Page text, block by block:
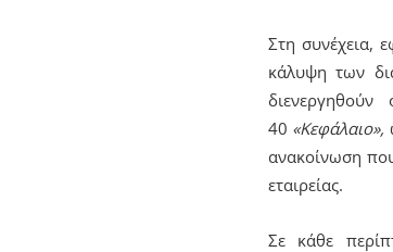
Στη συνέχεια,
κάλυψη των
40 «Κεφάλαιο»,
ανακοίνωση
εταιρείας.
Σε κάθε